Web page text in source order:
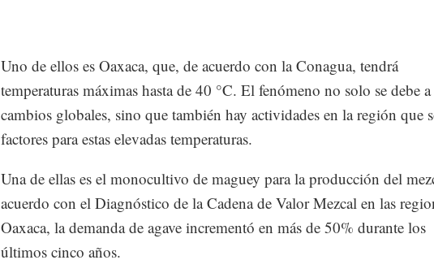
Uno de ellos es Oaxaca, que, de acuerdo con la Conagua, tendrá
temperaturas máximas hasta de 40 °C. El fenómeno no solo se debe
cambios globales, sino que también hay actividades en la región que
factores para estas elevadas temperaturas.
Una de ellas es el monocultivo de maguey para la producción del
acuerdo con el Diagnóstico de la Cadena de Valor Mezcal en las
Oaxaca, la demanda de agave incrementó en más de 50% durante los
últimos cinco años.